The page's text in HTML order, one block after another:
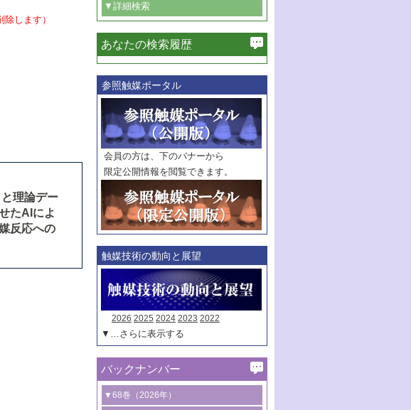
します）
理論デー
たAIによ
反応への
▼詳細検索
必ず含む
巻・号指定
巻
号
範囲指定
巻
号～
巻
号
触媒年鑑
年度
記事種別
マーク：
マークあり
あなたの検索履歴
参照触媒ポータル
会員の方は、下のバナーから
限定公開情報を閲覧できます。
触媒技術の動向と展望
2026 2025 2024 2023 2022
▼…さらに表示する
バックナンバー
▼68巻（2026年）